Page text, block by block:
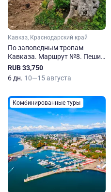
Кавказ, Краснодарский край
По заповедным тропам
Кавказа. Маршрут №8. Пеший
тур
RUB 33,750
6 дн. 10—15 августа
Комбинированные туры